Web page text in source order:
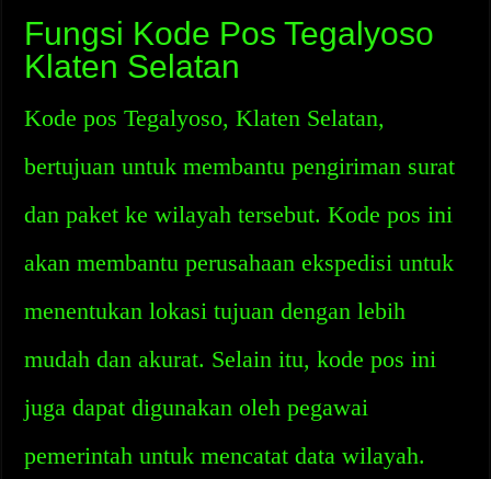
Fungsi Kode Pos Tegalyoso
Klaten Selatan
Kode pos Tegalyoso, Klaten Selatan,
bertujuan untuk membantu pengiriman surat
dan paket ke wilayah tersebut. Kode pos ini
akan membantu perusahaan ekspedisi untuk
menentukan lokasi tujuan dengan lebih
mudah dan akurat. Selain itu, kode pos ini
juga dapat digunakan oleh pegawai
pemerintah untuk mencatat data wilayah.